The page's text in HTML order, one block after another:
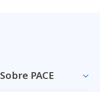
Sobre PACE